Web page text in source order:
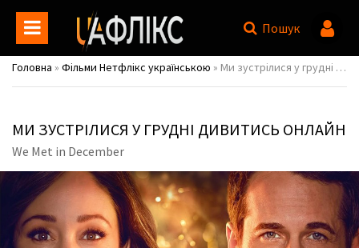
Пошук
Головна » Фільми Нетфлікс українською » Ми зустрілися у грудні / We Met in December
МИ ЗУСТРІЛИСЯ У ГРУДНІ ДИВИТИСЬ ОНЛАЙН
We Met in December